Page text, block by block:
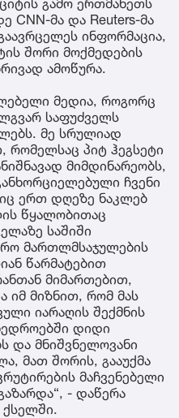
CNN-მა და Reuters-მა
ინფორმაცია,
შორი მოქმედების
ამოწურა.
მედია, როგორც
საფუძველს
მე სრულიად
რომელსაც პიტ ჰეგსეტი
მიმდინარეობს,
ჩვენი
ერთ დღეზე ნაკლებ
წყალობითაც
საშიში
მართლმსაჯულების
წარმატებით
მიმართებით,
იმ მიზნით, რომ მას
იარაღის შექმნის
დიდი
და მნიშვნელოვანი
მათ შორის, გააუქმა
მაჩვენებელი
- დაწერა
ქსელში.